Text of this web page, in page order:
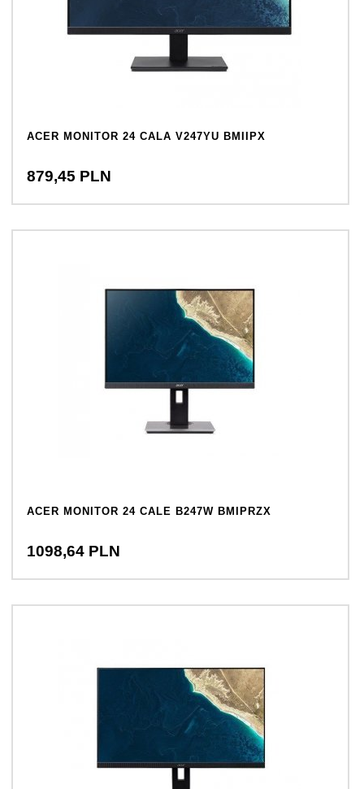
ACER MONITOR 24 CALA V247YU BMIIPX
879,45 PLN
ACER MONITOR 24 CALE B247W BMIPRZX
1098,64 PLN